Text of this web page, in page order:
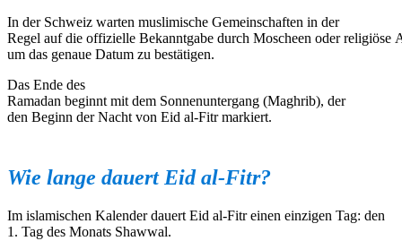
In der Schweiz warten muslimische Gemeinschaften in der
Regel auf die offizielle Bekanntgabe durch Moscheen oder religiöse
um das genaue Datum zu bestätigen.
Das Ende des
Ramadan beginnt mit dem Sonnenuntergang (Maghrib), der
den Beginn der Nacht von Eid al-Fitr markiert.
Wie lange dauertEid al-Fitr?
Im islamischen Kalender dauert Eid al-Fitr einen einzigen Tag: den
1. Tag des Monats Shawwal.